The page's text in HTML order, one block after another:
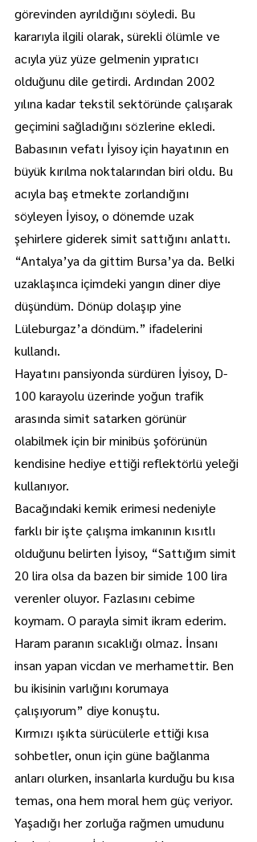
görevinden ayrıldığını söyledi. Bu
kararıyla ilgili olarak, sürekli ölümle ve
acıyla yüz yüze gelmenin yıpratıcı
olduğunu dile getirdi. Ardından 2002
yılına kadar tekstil sektöründe çalışarak
geçimini sağladığını sözlerine ekledi.
Babasının vefatı İyisoy için hayatının en
büyük kırılma noktalarından biri oldu. Bu
acıyla baş etmekte zorlandığını
söyleyen İyisoy, o dönemde uzak
şehirlere giderek simit sattığını anlattı.
“Antalya’ya da gittim Bursa’ya da. Belki
uzaklaşınca içimdeki yangın diner diye
düşündüm. Dönüp dolaşıp yine
Lüleburgaz’a döndüm.” ifadelerini
kullandı.
Hayatını pansiyonda sürdüren İyisoy, D-
100 karayolu üzerinde yoğun trafik
arasında simit satarken görünür
olabilmek için bir minibüs şoförünün
kendisine hediye ettiği reflektörlü yeleği
kullanıyor.
Bacağındaki kemik erimesi nedeniyle
farklı bir işte çalışma imkanının kısıtlı
olduğunu belirten İyisoy, “Sattığım simit
20 lira olsa da bazen bir simide 100 lira
verenler oluyor. Fazlasını cebime
koymam. O parayla simit ikram ederim.
Haram paranın sıcaklığı olmaz. İnsanı
insan yapan vicdan ve merhamettir. Ben
bu ikisinin varlığını korumaya
çalışıyorum” diye konuştu.
Kırmızı ışıkta sürücülerle ettiği kısa
sohbetler, onun için güne bağlanma
anları olurken, insanlarla kurduğu bu kısa
temas, ona hem moral hem güç veriyor.
Yaşadığı her zorluğa rağmen umudunu